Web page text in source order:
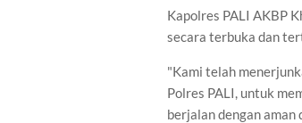
Kapolres PALI AKBP
secara terbuka dan
"Kami telah
Polres PALI, untuk
berjalan dengan